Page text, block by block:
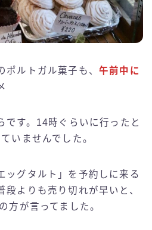
ポルトガル菓子も、 午前中に
です。14時ぐらいに行ったと
いませんでした。
ッグタルト」を予約しに来る
段よりも売り切れが早いと、
方が言ってました。